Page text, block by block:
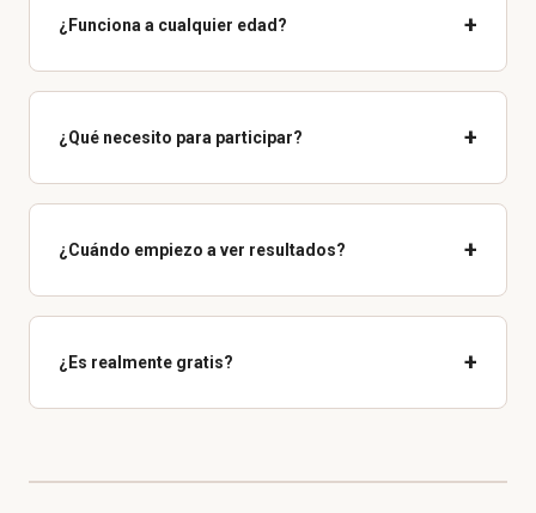
¿Funciona a cualquier edad? +
¿Qué necesito para participar? +
¿Cuándo empiezo a ver resultados? +
¿Es realmente gratis? +